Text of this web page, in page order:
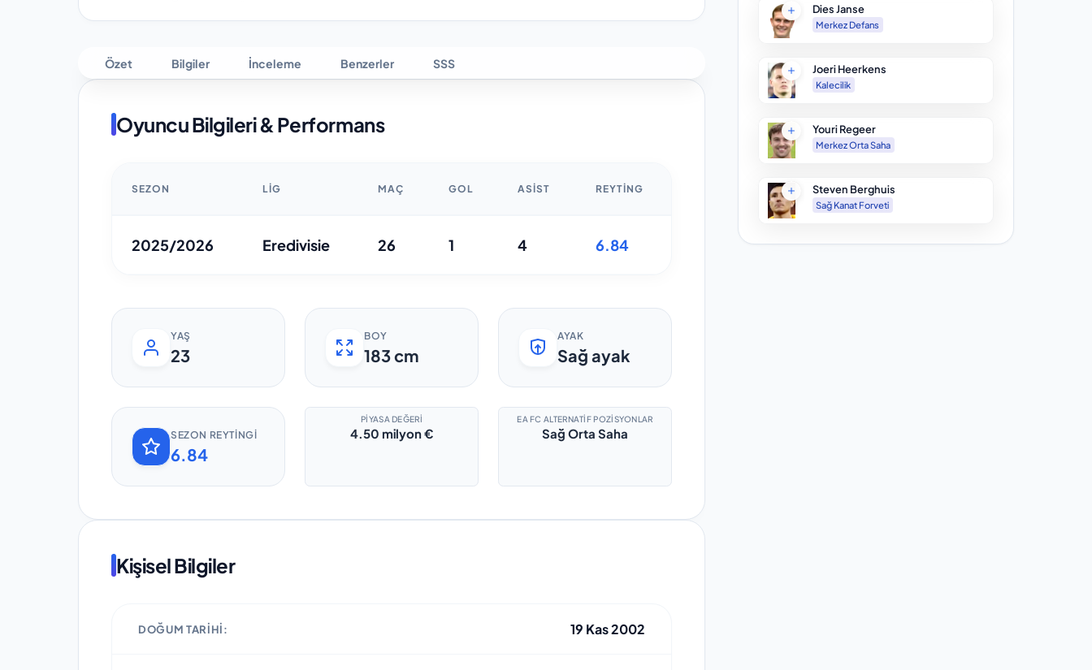
Özet Bilgiler İnceleme Benzerler SSS
Oyuncu Bilgileri & Performans
SEZON LIG MAÇ GOL ASIST REYTING
2025/2026 Eredivisie 26 1 4 6.84
YAŞ
23
BOY
183cm
AYAK
Sağ ayak
SEZON REYTINGI
6.84
PIYASA DEĞERI
4.50 milyon €
EA FC ALTERNATIF POZISYONLAR
Sağ Orta Saha
Kişisel Bilgiler
DOĞUM TARIHI: 19 Kas 2002
Dies Janse
Merkez Defans
Joeri Heerkens
Kalecilik
Youri Regeer
Merkez Orta Saha
Steven Berghuis
Sağ Kanat Forveti